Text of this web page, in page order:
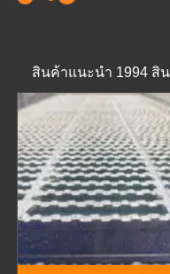
สินค้าแนะนำ 1994 สิ